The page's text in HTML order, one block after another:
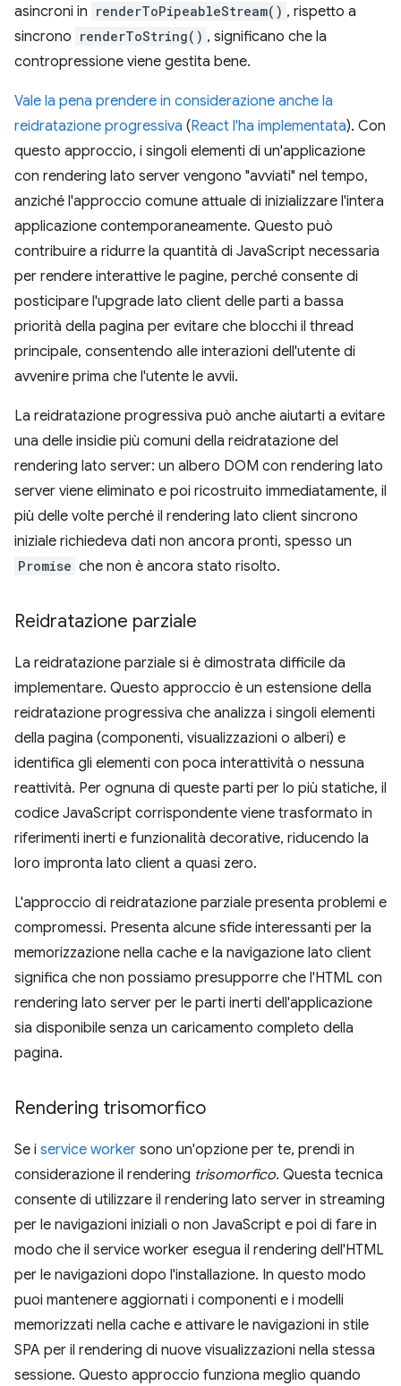
asincroni in renderToPipeableStream() , rispetto a
sincrono renderToString() , significano che la
contropressione viene gestita bene.
Vale la pena prendere in considerazione anche la
reidratazione progressiva (React l'ha implementata). Con
questo approccio, i singoli elementi di un'applicazione
con rendering lato server vengono "avviati" nel tempo,
anziché l'approccio comune attuale di inizializzare l'intera
applicazione contemporaneamente. Questo può
contribuire a ridurre la quantità di JavaScript necessaria
per rendere interattive le pagine, perché consente di
posticipare l'upgrade lato client delle parti a bassa
priorità della pagina per evitare che blocchi il thread
principale, consentendo alle interazioni dell'utente di
avvenire prima che l'utente le avvii.
La reidratazione progressiva può anche aiutarti a evitare
una delle insidie più comuni della reidratazione del
rendering lato server: un albero DOM con rendering lato
server viene eliminato e poi ricostruito immediatamente, il
più delle volte perché il rendering lato client sincrono
iniziale richiedeva dati non ancora pronti, spesso un
Promise che non è ancora stato risolto.
Reidratazione parziale
La reidratazione parziale si è dimostrata difficile da
implementare. Questo approccio è un estensione della
reidratazione progressiva che analizza i singoli elementi
della pagina (componenti, visualizzazioni o alberi) e
identifica gli elementi con poca interattività o nessuna
reattività. Per ognuna di queste parti per lo più statiche, il
codice JavaScript corrispondente viene trasformato in
riferimenti inerti e funzionalità decorative, riducendo la
loro impronta lato client a quasi zero.
L'approccio di reidratazione parziale presenta problemi e
compromessi. Presenta alcune sfide interessanti per la
memorizzazione nella cache e la navigazione lato client
significa che non possiamo presupporre che l'HTML con
rendering lato server per le parti inerti dell'applicazione
sia disponibile senza un caricamento completo della
pagina.
Rendering trisomorfico
Se i service worker sono un'opzione per te, prendi in
considerazione il rendering trisomorfico. Questa tecnica
consente di utilizzare il rendering lato server in streaming
per le navigazioni iniziali o non JavaScript e poi di fare in
modo che il service worker esegua il rendering dell'HTML
per le navigazioni dopo l'installazione. In questo modo
puoi mantenere aggiornati i componenti e i modelli
memorizzati nella cache e attivare le navigazioni in stile
SPA per il rendering di nuove visualizzazioni nella stessa
sessione. Questo approccio funziona meglio quando